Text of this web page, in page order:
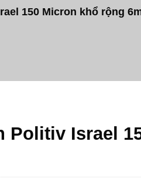
150 Micron khổ rộng
Politiv Israel